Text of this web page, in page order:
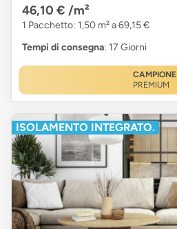
46,10 € /m²
1 Pacchetto: 1,50 m² a 69,15 €
Tempi di consegna: 17 Giorni
CAMPIONE
PREMIUM
ISOLAMENTO INTEGRATO.